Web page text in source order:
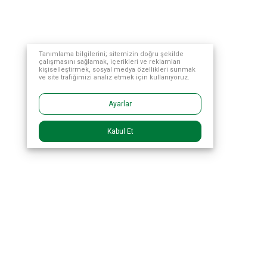
Tanımlama bilgilerini; sitemizin doğru şekilde
çalışmasını sağlamak, içerikleri ve reklamları
kişiselleştirmek, sosyal medya özellikleri sunmak
ve site trafiğimizi analiz etmek için kullanıyoruz.
Ayarlar
Kabul Et